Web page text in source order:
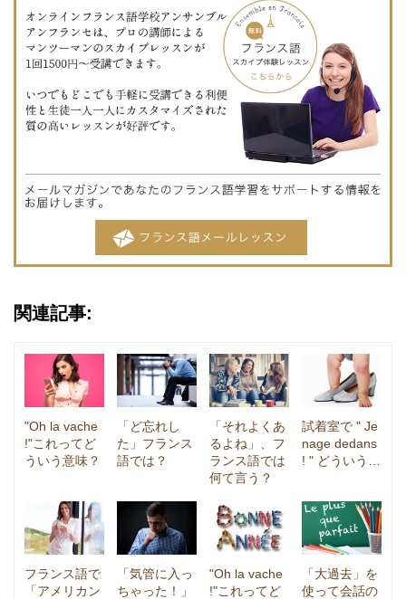
関連記事:
"Oh la vache
!"これってど
ういう意味？
「ど忘れし
た」フランス
語では？
「それよくあ
るよね」、フ
ランス語では
何て言う？
試着室で " Je
nage dedans
! " どういう…
フランス語で
「アメリカン
「気管に入っ
ちゃった！」
"Oh la vache
!"これってど
「大過去」を
使って会話の